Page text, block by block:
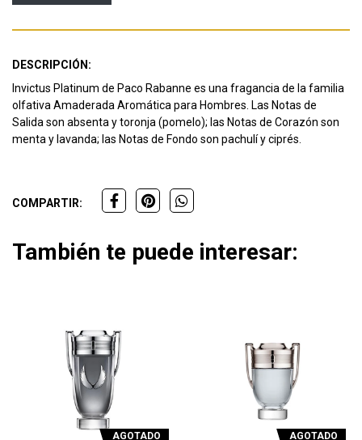
DESCRIPCIÓN:
Invictus Platinum de Paco Rabanne es una fragancia de la familia
olfativa Amaderada Aromática para Hombres. Las Notas de
Salida son absenta y toronja (pomelo); las Notas de Corazón son
menta y lavanda; las Notas de Fondo son pachulí y ciprés.
COMPARTIR:
También te puede interesar:
AGOTADO AGOTADO